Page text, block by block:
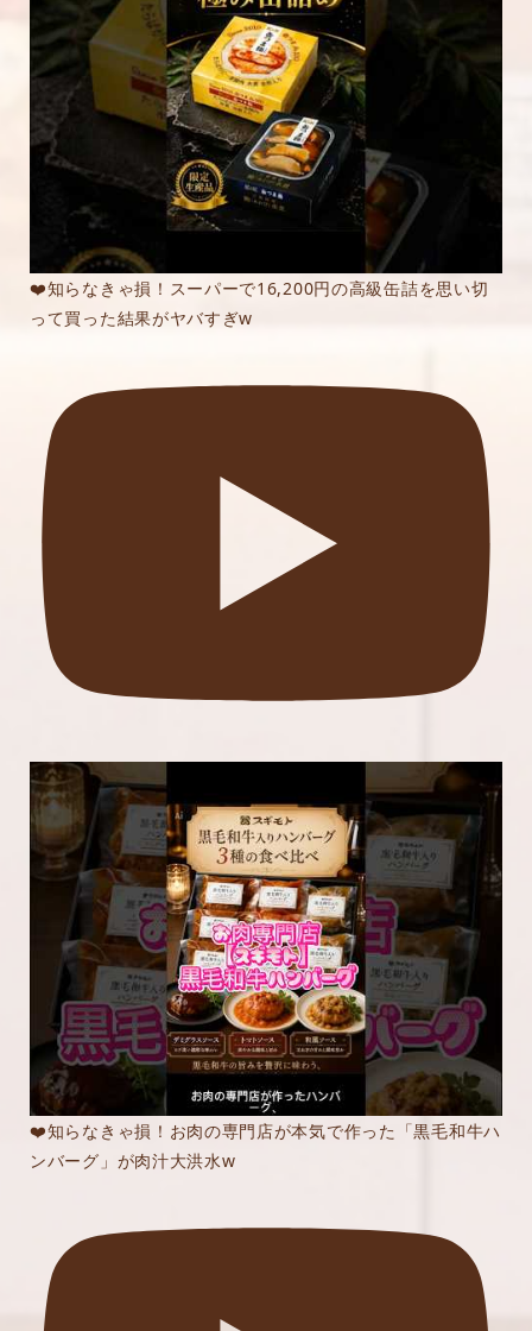
❤️知らなきゃ損！スーパーで16,200円の高級缶詰を思い切
って買った結果がヤバすぎw
❤️知らなきゃ損！お肉の専門店が本気で作った「黒毛和牛ハ
ンバーグ」が肉汁大洪水w